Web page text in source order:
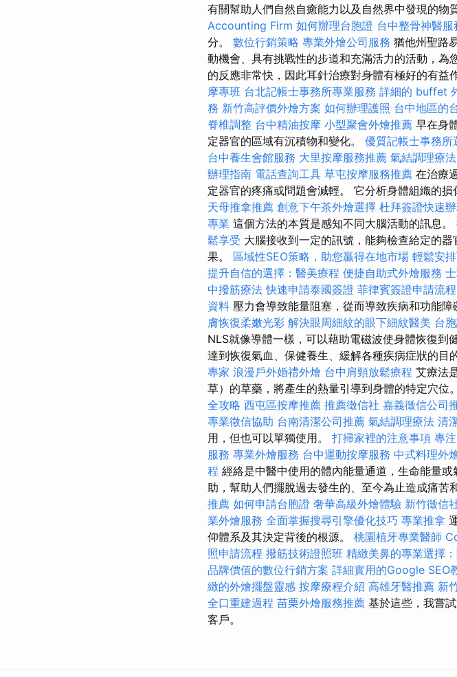
有關幫助人們自然自癒能力以及自然界中發現的物
Accounting Firm 如何辦理台胞證 台中整骨神醫服
分。 數位行銷策略 專業外燴公司服務 猶他州聖路
動機會、具有挑戰性的步道和充滿活力的活動，
的反應非常快，因此耳針治療對身體有極好的有益
摩專班 台北記帳士事務所專業服務 詳細的 buffet
務 新竹高評價外燴方案 如何辦理護照 台中地區的
脊椎調整 台中精油按摩 小型聚會外燴推薦 早在身
定器官的區域有沉積物和變化。 優質記帳士事務所
台中養生會館服務 大里按摩服務推薦 氣結調理療法
辦理指南 電話查詢工具 草屯按摩服務推薦 在治療
定器官的疼痛或問題會減輕。 它分析身體組織的
天母推拿推薦 創意下午茶外燴選擇 杜拜簽證快速
專業 這個方法的本質是感知不同大腦活動的訊息。
鬆享受 大腦接收到一定的訊號，能夠檢查給定的
果。 區域性SEO策略，助您贏得在地市場 輕鬆安
提升自信的選擇：醫美療程 便捷自助式外燴服務
中撥筋療法 快速申請泰國簽證 菲律賓簽證申請流程
資料 壓力會導致能量阻塞，從而導致疾病和功能障
膚恢復柔嫩光彩 解決眼周細紋的眼下細紋醫美 台
NLS就像導體一樣，可以藉助電磁波使身體恢復到
達到恢復氣血、保健養生、緩解各種疾病症狀的目
專家 浪漫戶外婚禮外燴 台中肩頸放鬆療程 艾療法
草）的草藥，將產生的熱量引導到身體的特定穴位。
全攻略 西屯區按摩推薦 推薦徵信社 嘉義徵信公司
專業徵信協助 台南清潔公司推薦 氣結調理療法 清
用，但也可以單獨使用。 打掃家裡的注意事項 專
服務 專業外燴服務 台中運動按摩服務 中式料理外
程 經絡是中醫中使用的體內能量通道，生命能量
助，幫助人們擺脫過去發生的、至今為止造成痛苦
推薦 如何申請台胞證 奢華高級外燴體驗 新竹徵信
業外燴服務 全面掌握搜尋引擎優化技巧 專業推拿
仰體系及其決定背後的根源。 桃園植牙專業醫師
照申請流程 撥筋技術證照班 精緻美鼻的專業選擇
品牌價值的數位行銷方案 詳細實用的Google SEO
緻的外燴擺盤靈感 按摩療程介紹 高雄牙醫推薦 新
全口重建過程 苗栗外燴服務推薦 基於這些，我嘗
客戶。